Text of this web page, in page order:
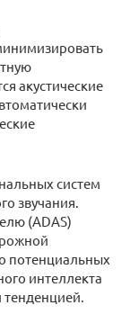
акустические
систем
звучания.
(ADAS)
потенциальных
интеллекта
тенденцией.